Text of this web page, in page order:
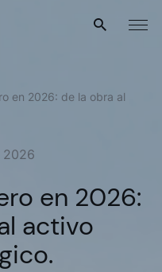
Menú
en 2026: de la obra al
2026
en 2026:
activo